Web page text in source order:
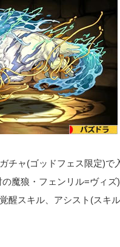
チャ(ゴッドフェス限定)で
魔狼・フェンリル=ヴィズ
醒スキル、アシスト(スキ